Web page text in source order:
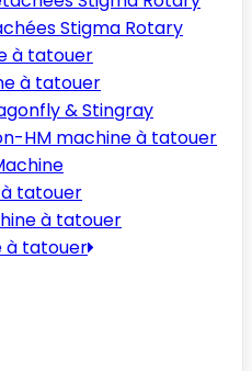
Stigma Rotary
à tatouer
à tatouer
& Stingray
HM machine à tatouer
tatouer
à tatouer
à tatouer